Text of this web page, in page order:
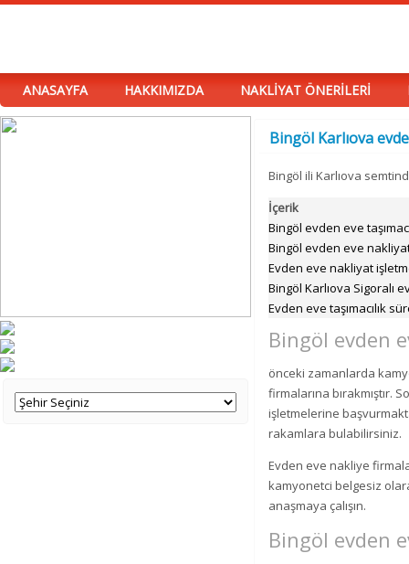
ANASAYFA HAKKIMIZDA NAKLİYAT ÖNERİLERİ
Bingöl Karlıova
Bingöl ili Karlıova
İçerik
Bingöl evden eve
Bingöl evden eve
Evden eve nakliyat
Bingöl Karlıova Sigoralı
Evden eve taşımacılık
Bingöl evden
önceki zamanlarda
firmalarına bırakmıştır.
işletmelerine
rakamlara bulabilirsiniz.
Evden eve nakliye
kamyonetci belgesiz
anaşmaya çalışın.
Bingöl evden